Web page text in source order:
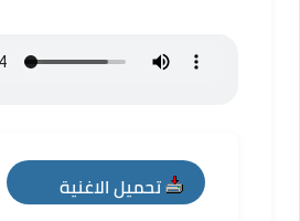
تحميل الاغنية